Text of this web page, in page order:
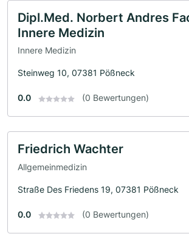
Dipl.Med. Norbert Andres
Innere Medizin
Innere Medizin
Steinweg 10, 07381 Pößneck
0.0 (0 Bewertungen)
Friedrich Wachter
Allgemeinmedizin
Straße Des Friedens 19, 07381 Pößneck
0.0 (0 Bewertungen)